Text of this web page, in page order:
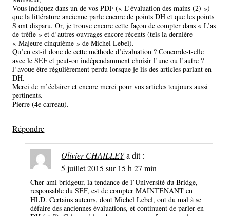
Vous indiquez dans un de vos PDF (« L’évaluation des mains (2) »)
que la littérature ancienne parle encore de points DH et que les points
S ont disparu. Or, je trouve encore cette façon de compter dans « L’as
de trèfle » et d’autres ouvrages encore récents (tels la dernière
« Majeure cinquième » de Michel Lebel).
Qu’en est-il donc de cette méthode d’évaluation ? Concorde-t-elle
avec le SEF et peut-on indépendamment choisir l’une ou l’autre ?
J’avoue être régulièrement perdu lorsque je lis des articles parlant en
DH.
Merci de m’éclairer et encore merci pour vos articles toujours aussi
pertinents.
Pierre (4e carreau).
Répondre
Olivier CHAILLEYa dit :
5 juillet 2015 sur 15 h 27 min
Cher ami bridgeur, la tendance de l’Université du Bridge,
responsable du SEF, est de compter MAINTENANT en
HLD. Certains auteurs, dont Michel Lebel, ont du mal à se
défaire des anciennes évaluations, et continuent de parler en